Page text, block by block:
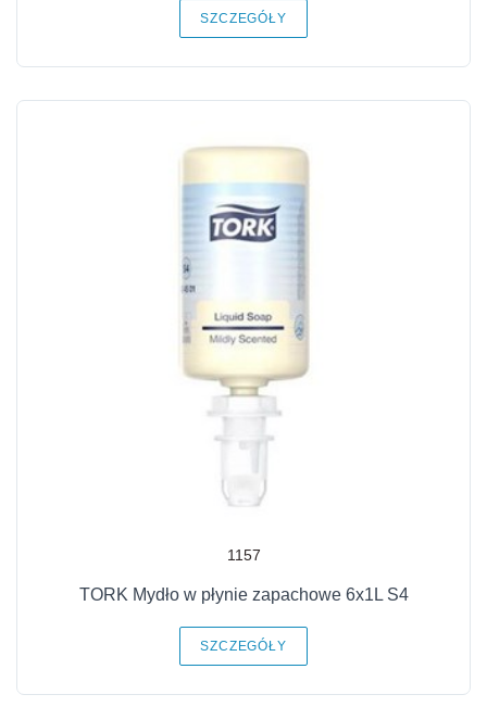
SZCZEGÓŁY
1157
TORK Mydło w płynie zapachowe 6x1L S4
SZCZEGÓŁY